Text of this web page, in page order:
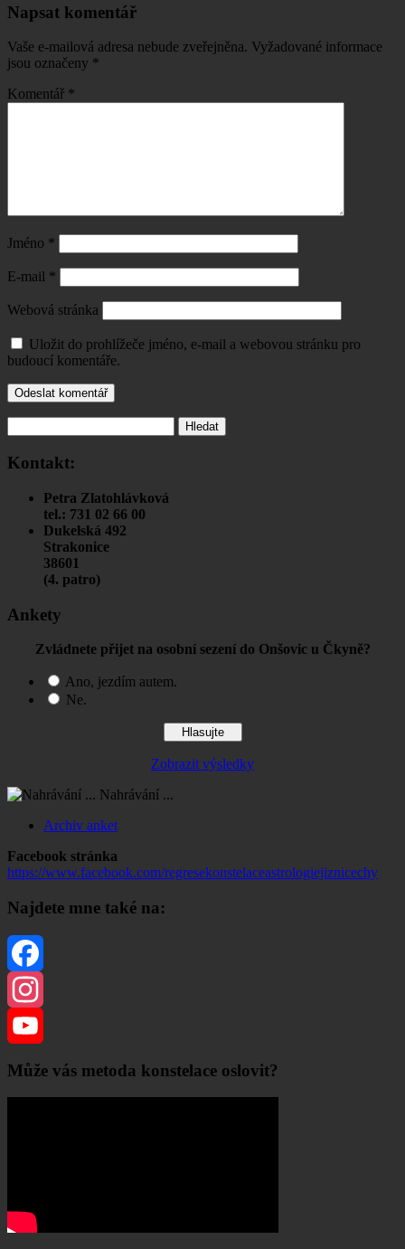
Napsat komentář
Vaše e-mailová adresa nebude zveřejněna. Vyžadované informace
jsou označeny *
Komentář *
Jméno *
E-mail *
Webová stránka
Uložit do prohlížeče jméno, e-mail a webovou stránku pro
budoucí komentáře.
Kontakt:
Petra Zlatohlávková
tel.: 731 02 66 00
Dukelská 492
Strakonice
38601
(4. patro)
Ankety
Zvládnete přijet na osobní sezení do Onšovic u Čkyně?
Ano, jezdím autem.
Ne.
Zobrazit výsledky
Nahrávání ...
Archiv anket
Facebook stránka
https://www.facebook.com/regresekonstelaceastrologiejiznicechy
Najdete mne také na:
Facebook
Instagram
YouTube
Channel
Může vás metoda konstelace oslovit?